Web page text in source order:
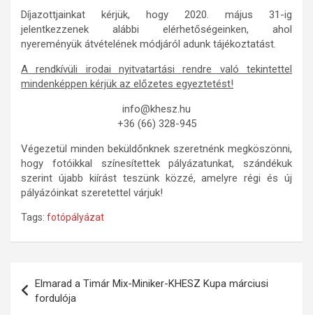
Díjazottjainkat kérjük, hogy 2020. május 31-ig
jelentkezzenek alábbi elérhetőségeinken, ahol
nyereményük átvételének módjáról adunk tájékoztatást.
A rendkívüli irodai nyitvatartási rendre való tekintettel
mindenképpen kérjük az előzetes egyeztetést!
info@khesz.hu
+36 (66) 328-945
Végezetül minden beküldőnknek szeretnénk megköszönni,
hogy fotóikkal színesítettek pályázatunkat, szándékuk
szerint újabb kiírást teszünk közzé, amelyre régi és új
pályázóinkat szeretettel várjuk!
Tags: fotópályázat
navigáció
Elmarad a Timár Mix-Miniker-KHESZ Kupa márciusi
fordulója